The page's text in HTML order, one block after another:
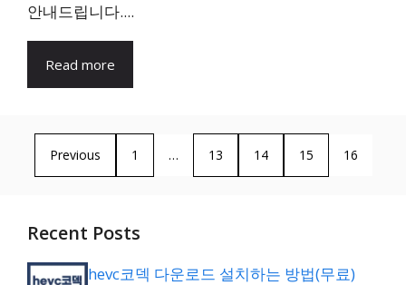
안내드립니다....
Read more
Previous 1 … 13 14 15 16
Recent Posts
hevc코덱 다운로드 설치하는 방법(무료)